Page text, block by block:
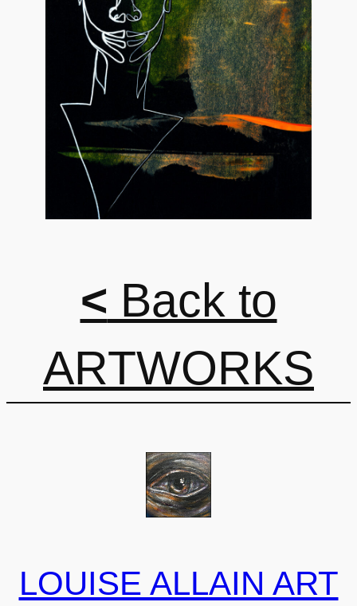
< Back to
ARTWORKS
LOUISE ALLAIN ART